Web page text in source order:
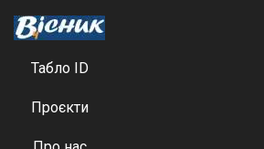
Табло ID
Проєкти